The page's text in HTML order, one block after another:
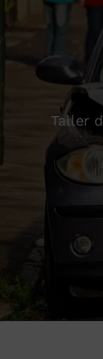
Taller